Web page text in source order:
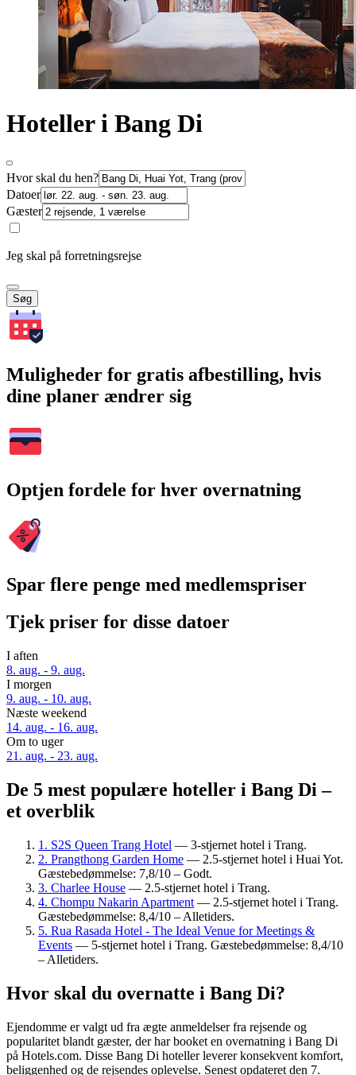
Hoteller i Bang Di
Hvor skal du hen?
Datoer
Gæster
Jeg skal på forretningsrejse
Søg
Muligheder for gratis afbestilling, hvis
dine planer ændrer sig
Optjen fordele for hver overnatning
Spar flere penge med medlemspriser
Tjek priser for disse datoer
I aften
8. aug. - 9. aug.
I morgen
9. aug. - 10. aug.
Næste weekend
14. aug. - 16. aug.
Om to uger
21. aug. - 23. aug.
De 5 mest populære hoteller i Bang Di –
et overblik
1. S2S Queen Trang Hotel — 3-stjernet hotel i Trang.
2. Prangthong Garden Home — 2.5-stjernet hotel i Huai Yot.
Gæstebedømmelse: 7,8/10 – Godt.
3. Charlee House — 2.5-stjernet hotel i Trang.
4. Chompu Nakarin Apartment — 2.5-stjernet hotel i Trang.
Gæstebedømmelse: 8,4/10 – Alletiders.
5. Rua Rasada Hotel - The Ideal Venue for Meetings &
Events — 5-stjernet hotel i Trang. Gæstebedømmelse: 8,4/10
– Alletiders.
Hvor skal du overnatte i Bang Di?
Ejendomme er valgt ud fra ægte anmeldelser fra rejsende og
popularitet blandt gæster, der har booket en overnatning i Bang Di
på Hotels.com. Disse Bang Di hoteller leverer konsekvent komfort,
beliggenhed og de rejsendes oplevelse. Senest opdateret den 7.